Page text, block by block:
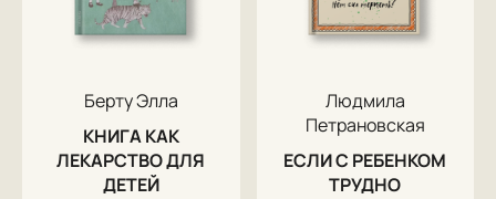
Берту Элла
КНИГА КАК
ЛЕКАРСТВО ДЛЯ
ДЕТЕЙ
Людмила
Петрановская
ЕСЛИ С РЕБЕНКОМ
ТРУДНО